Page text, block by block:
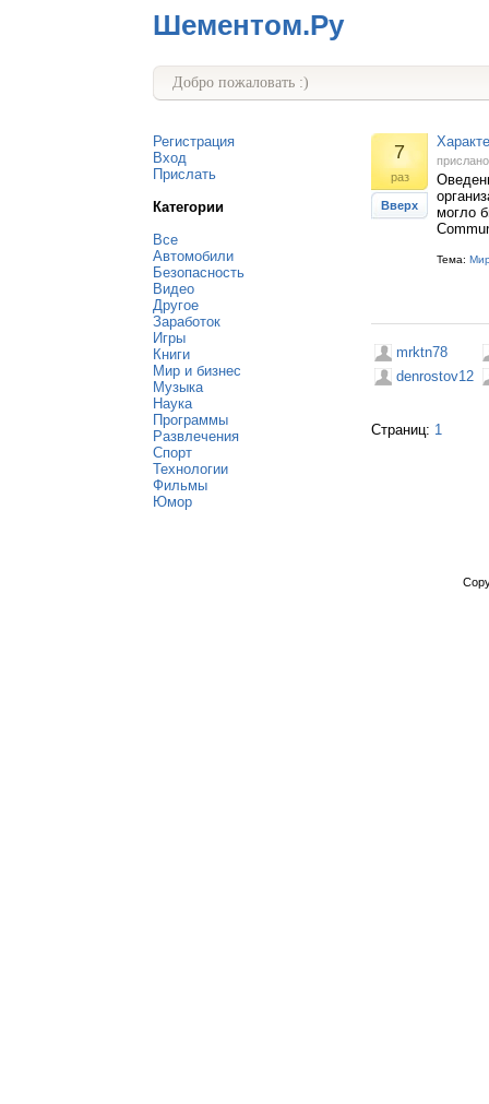
Шементом.Ру
Добро пожаловать :)
Регистрация
Вход
Прислать
Категории
Все
Автомобили
Безопасность
Видео
Другое
Заработок
Игры
Книги
Мир и бизнес
Музыка
Наука
Программы
Развлечения
Спорт
Технологии
Фильмы
Юмор
7
раз
Вверх
могло
Тема:
mrktn78
denrostov12
Страниц: 1